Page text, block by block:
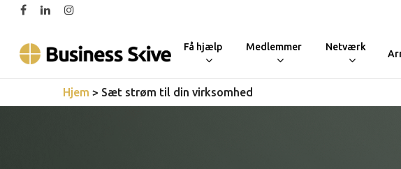
Skip
main
facebook
linkedininstagram
Få hjælp Medlemmer Netværk
Hjem > Sæt strøm til din virksomhed